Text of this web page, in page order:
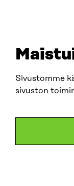
Sivustomme
sivuston